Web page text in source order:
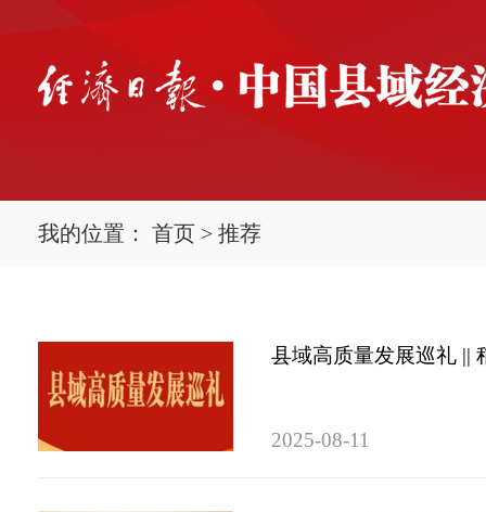
我的位置： 首页 > 推荐
县域高质量发展巡礼 ||
2025-08-11